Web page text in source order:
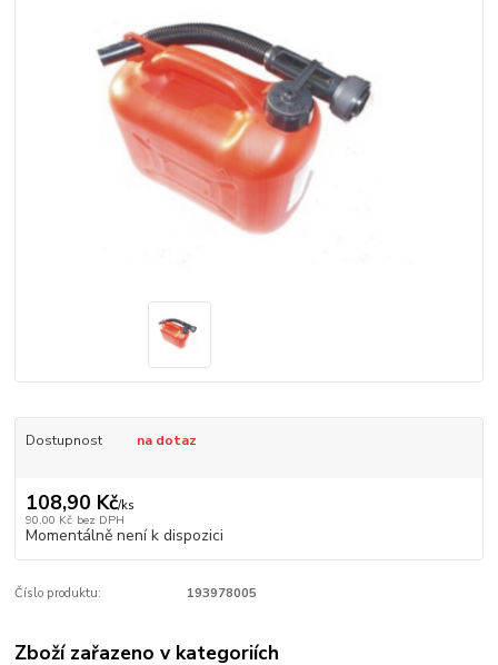
Dostupnost na dotaz
108,90 Kč/ks
90,00 Kč bez DPH
Momentálně není k dispozici
Číslo produktu: 193978005
Zboží zařazeno v kategoriích